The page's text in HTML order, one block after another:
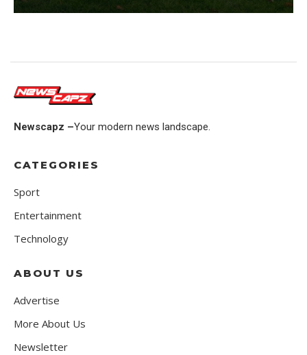
Newscapz –Your modern news landscape.
CATEGORIES
Sport
Entertainment
Technology
ABOUT US
Advertise
More About Us
Newsletter